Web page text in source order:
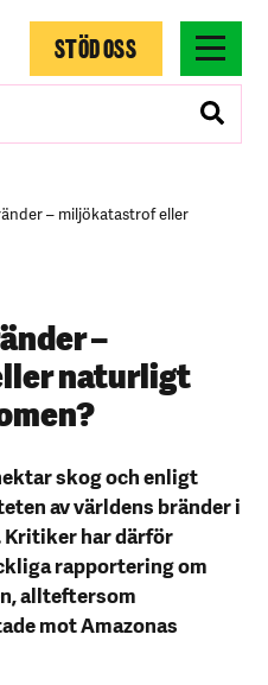
STÖD OSS
– miljökatastrof eller
–
naturligt
skog och enligt
av världens bränder i
Kritiker har därför
rapportering om
allteftersom
mot Amazonas